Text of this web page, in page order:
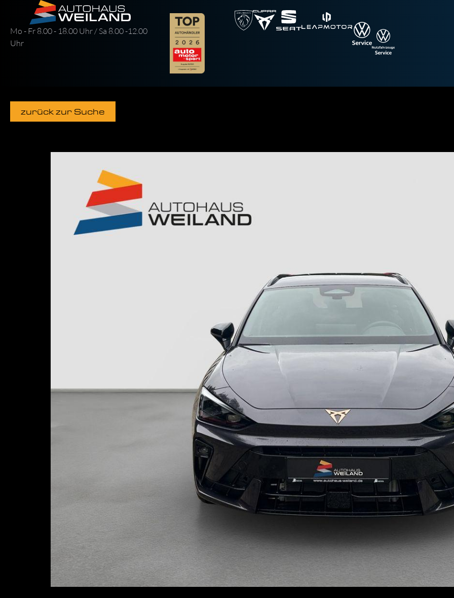
Mo - Fr 8.00 - 18.00 Uhr / Sa 8.00 -12.00
Uhr
zurück zur Suche